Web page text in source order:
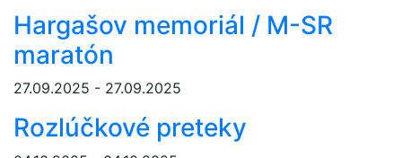
Hargašov memoriál / M-SR
maratón
27.09.2025 - 27.09.2025
Rozlúčkové preteky